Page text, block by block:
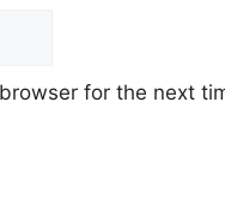
for the next